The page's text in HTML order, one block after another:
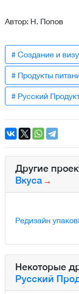
Автор: Н. Попов
# Создание и
# Продукты
# Русский
Другие
Вкуса
Редизайн
Некоторые
Русский